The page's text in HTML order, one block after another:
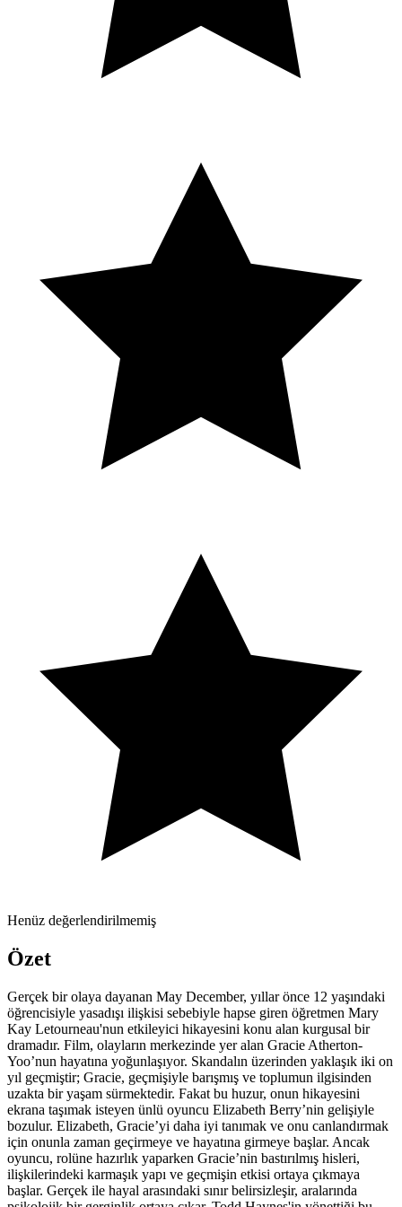
Henüz değerlendirilmemiş
Özet
Gerçek bir olaya dayanan May December, yıllar önce 12 yaşındaki
öğrencisiyle yasadışı ilişkisi sebebiyle hapse giren öğretmen Mary
Kay Letourneau'nun etkileyici hikayesini konu alan kurgusal bir
dramadır. Film, olayların merkezinde yer alan Gracie Atherton-
Yoo’nun hayatına yoğunlaşıyor. Skandalın üzerinden yaklaşık iki on
yıl geçmiştir; Gracie, geçmişiyle barışmış ve toplumun ilgisinden
uzakta bir yaşam sürmektedir. Fakat bu huzur, onun hikayesini
ekrana taşımak isteyen ünlü oyuncu Elizabeth Berry’nin gelişiyle
bozulur. Elizabeth, Gracie’yi daha iyi tanımak ve onu canlandırmak
için onunla zaman geçirmeye ve hayatına girmeye başlar. Ancak
oyuncu, rolüne hazırlık yaparken Gracie’nin bastırılmış hisleri,
ilişkilerindeki karmaşık yapı ve geçmişin etkisi ortaya çıkmaya
başlar. Gerçek ile hayal arasındaki sınır belirsizleşir, aralarında